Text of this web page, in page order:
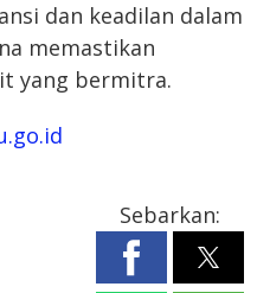
dan keadilan dalam
memastikan
yang bermitra.
Sebarkan: